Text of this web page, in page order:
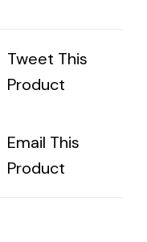
Tweet This
Product
Email This
Product